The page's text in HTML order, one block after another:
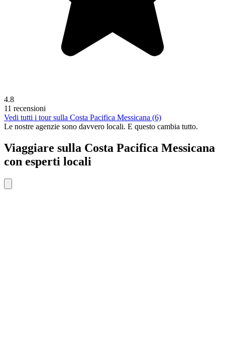
4.8
11 recensioni
Vedi tutti i tour sulla Costa Pacifica Messicana (6)
Le nostre agenzie sono davvero locali. E questo cambia tutto.
Viaggiare sulla Costa Pacifica Messicana
con esperti locali